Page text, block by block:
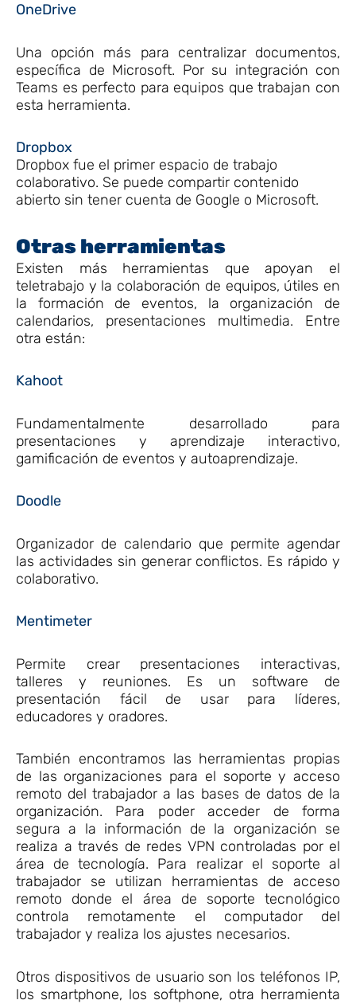
OneDrive
Una opción más para centralizar documentos,
específica de Microsoft. Por su integración con
Teams es perfecto para equipos que trabajan con
esta herramienta.
Dropbox
Dropbox fue el primer espacio de trabajo
colaborativo. Se puede compartir contenido
abierto sin tener cuenta de Google o Microsoft.
Otras herramientas
Existen más herramientas que apoyan el
teletrabajo y la colaboración de equipos, útiles en
la formación de eventos, la organización de
calendarios, presentaciones multimedia. Entre
otra están:
Kahoot
Fundamentalmente desarrollado para
presentaciones y aprendizaje interactivo,
gamificación de eventos y autoaprendizaje.
Doodle
Organizador de calendario que permite agendar
las actividades sin generar conflictos. Es rápido y
colaborativo.
Mentimeter
Permite crear presentaciones interactivas,
talleres y reuniones. Es un software de
presentación fácil de usar para líderes,
educadores y oradores.
También encontramos las herramientas propias
de las organizaciones para el soporte y acceso
remoto del trabajador a las bases de datos de la
organización. Para poder acceder de forma
segura a la información de la organización se
realiza a través de redes VPN controladas por el
área de tecnología. Para realizar el soporte al
trabajador se utilizan herramientas de acceso
remoto donde el área de soporte tecnológico
controla remotamente el computador del
trabajador y realiza los ajustes necesarios.
Otros dispositivos de usuario son los teléfonos IP,
los smartphone, los softphone, otra herramienta